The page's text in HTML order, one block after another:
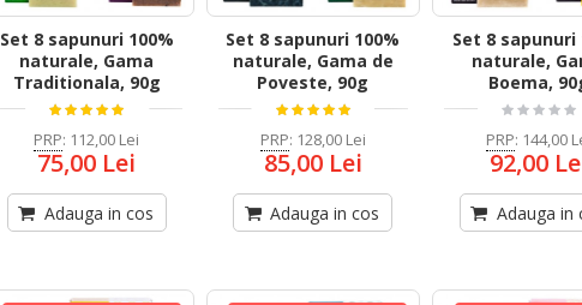
Set 8 sapunuri 100%
naturale, Gama
Traditionala, 90g
PRP: 112,00 Lei
75,00 Lei
Adauga in cos
Set 8 sapunuri 100%
naturale, Gama de
Poveste, 90g
PRP: 128,00 Lei
85,00 Lei
Adauga in cos
Set 8 sapunuri
naturale,
Boema,
PRP: 144,00
92,00
Adauga in